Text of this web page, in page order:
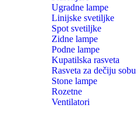
Ugradne lampe
Linijske svetiljke
Spot svetiljke
Zidne lampe
Podne lampe
Kupatilska rasveta
Rasveta za dečiju sobu
Stone lampe
Rozetne
Ventilatori